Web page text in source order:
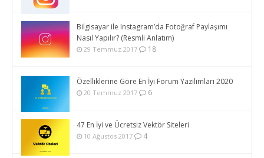
Bilgisayar ile Instagram’da Fotoğraf Paylaşımı
Nasıl Yapılır? (Resmli Anlatım)
29 Temmuz 2017 18
Özelliklerine Göre En İyi Forum Yazılımları 2020
20 Temmuz 2017 6
47 En İyi ve Ücretsiz Vektör Siteleri
10 Ağustos 2017 4